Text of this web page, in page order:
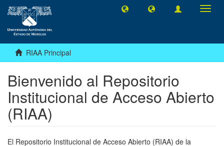
RIAA Principal
Bienvenido al Repositorio
Institucional de Acceso Abierto
(RIAA)
El Repositorio Institucional de Acceso Abierto (RIAA) de la